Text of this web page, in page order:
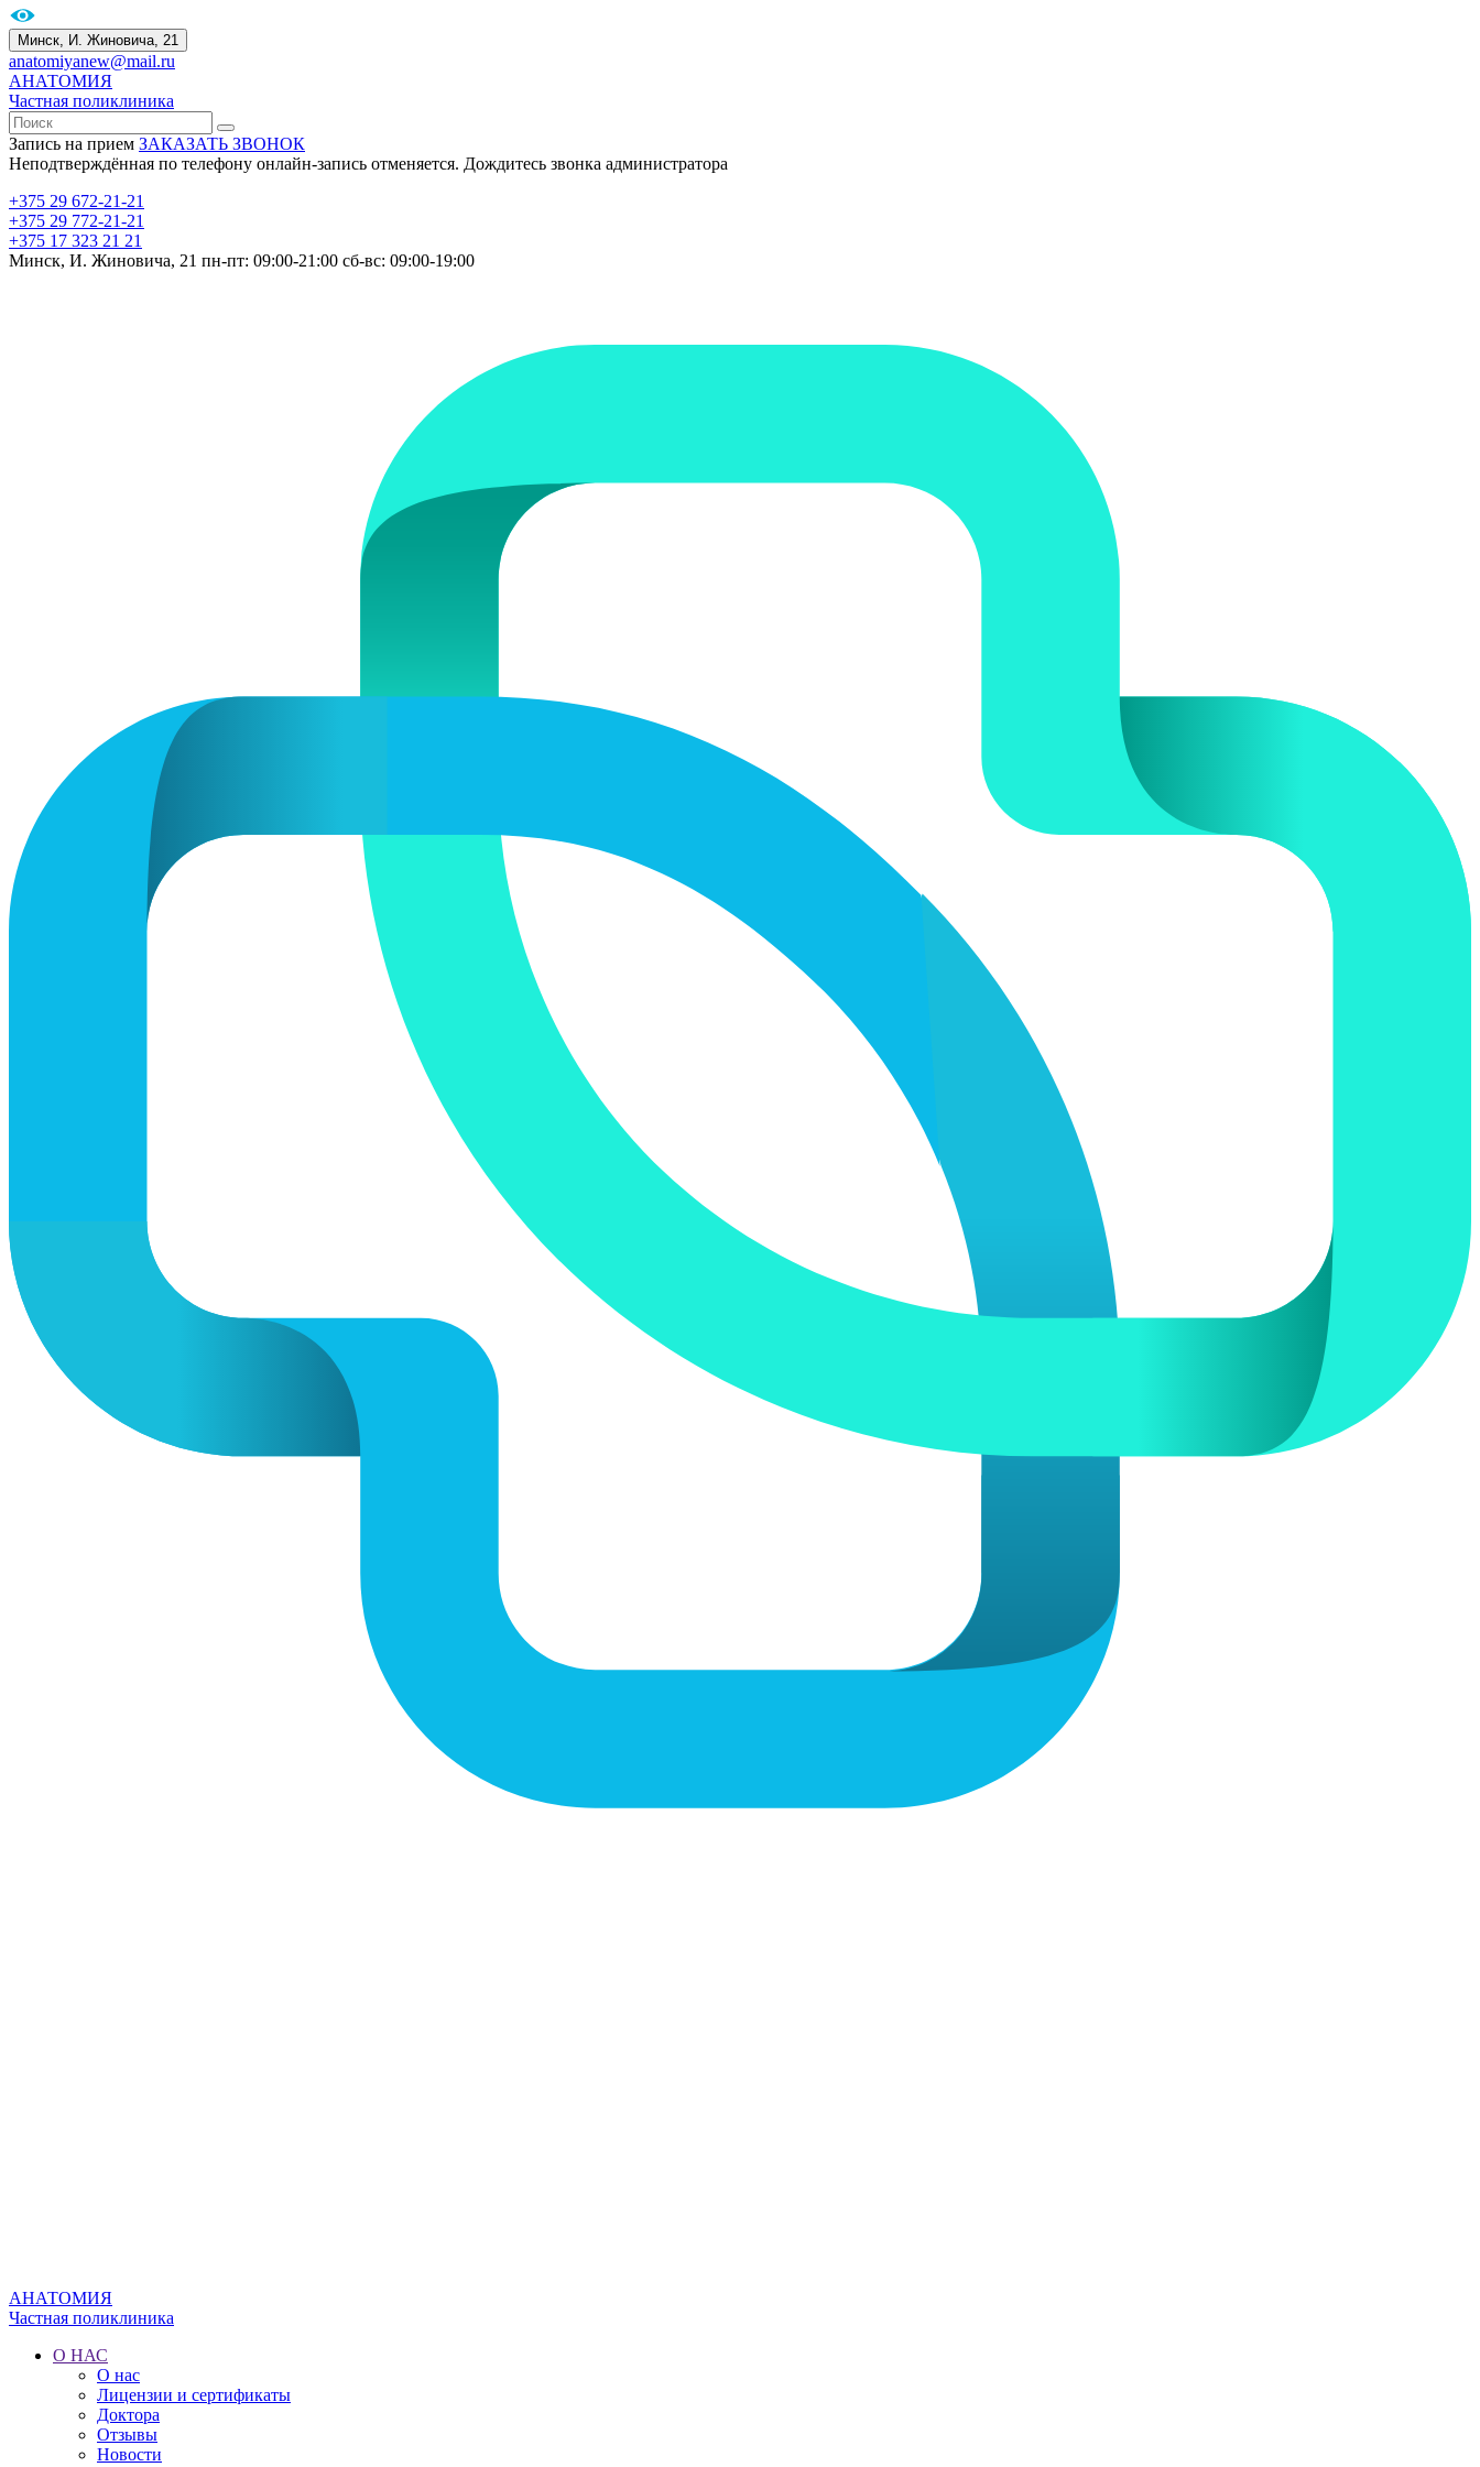
Минск, И. Жиновича, 21
anatomiyanew@mail.ru
АНАТОМИЯ
Частная поликлиника
Запись на прием ЗАКАЗАТЬ ЗВОНОК
Неподтверждённая по телефону онлайн-запись отменяется. Дождитесь звонка администратора
+375 29 672-21-21
+375 29 772-21-21
+375 17 323 21 21
Минск, И. Жиновича, 21 пн-пт: 09:00-21:00 сб-вс: 09:00-19:00
АНАТОМИЯ
Частная поликлиника
О НАС
О нас
Лицензии и сертификаты
Доктора
Отзывы
Новости